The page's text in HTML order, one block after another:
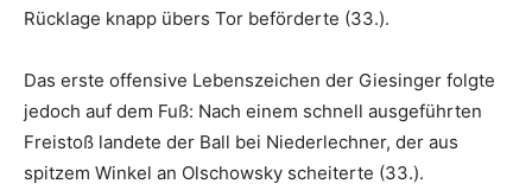
Rücklage knapp übers Tor beförderte (33.).
Das erste offensive Lebenszeichen der Giesinger folgte
jedoch auf dem Fuß: Nach einem schnell ausgeführten
Freistoß landete der Ball bei Niederlechner, der aus
spitzem Winkel an Olschowsky scheiterte (33.).